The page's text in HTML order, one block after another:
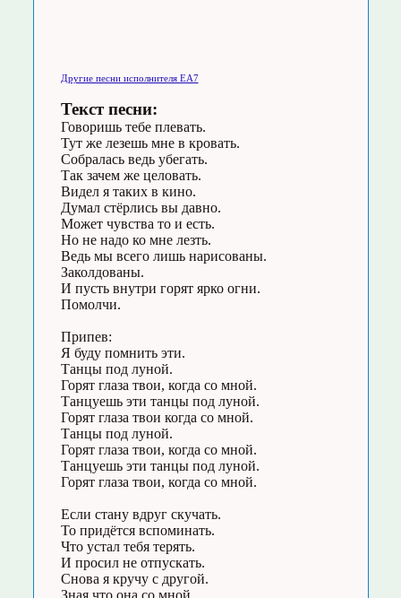
Другие песни исполнителя EA7
Текст песни:
Говоришь тебе плевать.
Тут же лезешь мне в кровать.
Собралась ведь убегать.
Так зачем же целовать.
Видел я таких в кино.
Думал стёрлись вы давно.
Может чувства то и есть.
Но не надо ко мне лезть.
Ведь мы всего лишь нарисованы.
Заколдованы.
И пусть внутри горят ярко огни.
Помолчи.
Припев:
Я буду помнить эти.
Танцы под луной.
Горят глаза твои, когда со мной.
Танцуешь эти танцы под луной.
Горят глаза твои когда со мной.
Танцы под луной.
Горят глаза твои, когда со мной.
Танцуешь эти танцы под луной.
Горят глаза твои, когда со мной.
Если стану вдруг скучать.
То придётся вспоминать.
Что устал тебя терять.
И просил не отпускать.
Снова я кручу с другой.
Зная что она со мной.